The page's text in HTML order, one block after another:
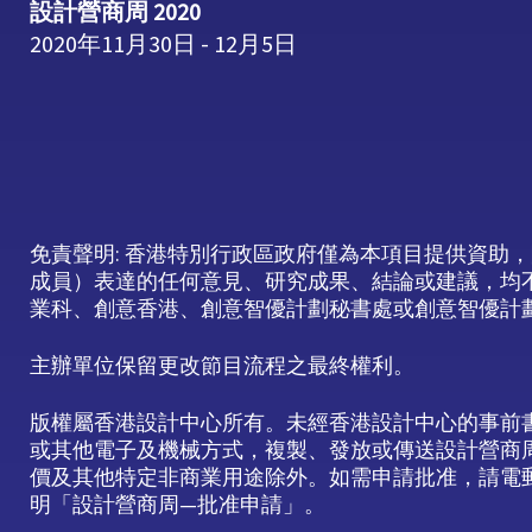
設計營商周 2020
2020年11月30日 - 12月5日
免責聲明: 香港特別行政區政府僅為本項目提供資助
成員）表達的任何意見、研究成果、結論或建議，
業科、創意香港、創意智優計劃秘書處或創意智優計
主辦單位保留更改節目流程之最終權利。
版權屬香港設計中心所有。未經香港設計中心的事
或其他電子及機械方式，複製、發放或傳送設計營
價及其他特定非商業用途除外。如需申請批准，請
明「設計營商周—批准申請」。